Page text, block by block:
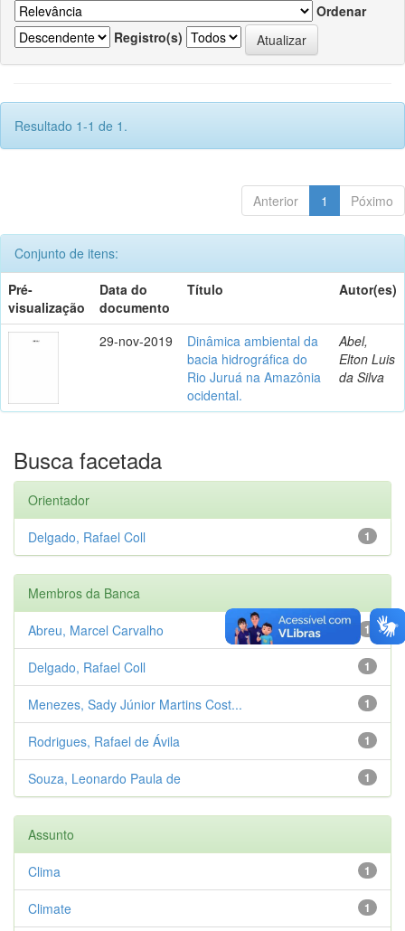
Ordenar
Registro(s)
Resultado 1-1 de 1.
Anterior 1 Póximo
Conjunto de itens:
Pré-
visualização
Data do
documento
Título Autor(es)
29-nov-2019
Dinâmica ambiental da
bacia hidrográfica do
Rio Juruá na Amazônia
ocidental.
Abel,
Elton Luis
da Silva
Busca facetada
Orientador
1
Delgado, Rafael Coll
Membros da Banca
1
Abreu, Marcel Carvalho
1
Delgado, Rafael Coll
1
Menezes, Sady Júnior Martins Cost...
1
Rodrigues, Rafael de Ávila
1
Souza, Leonardo Paula de
Assunto
1
Clima
1
Climate